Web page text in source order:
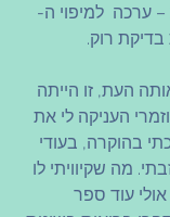
ערכה  למיפוי ה-
העת, זו הייתה
העניקה לי את
בהוקרה, בעודי
מה שקיוויתי לו
עוד ספר